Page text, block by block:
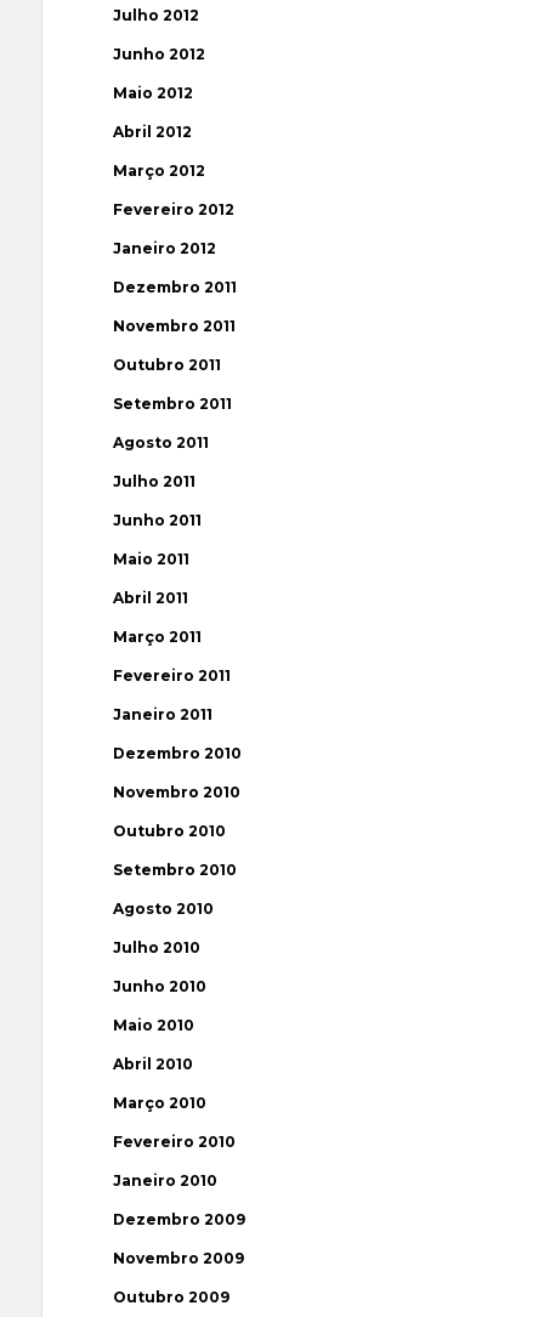
Julho 2012
Junho 2012
Maio 2012
Abril 2012
Março 2012
Fevereiro 2012
Janeiro 2012
Dezembro 2011
Novembro 2011
Outubro 2011
Setembro 2011
Agosto 2011
Julho 2011
Junho 2011
Maio 2011
Abril 2011
Março 2011
Fevereiro 2011
Janeiro 2011
Dezembro 2010
Novembro 2010
Outubro 2010
Setembro 2010
Agosto 2010
Julho 2010
Junho 2010
Maio 2010
Abril 2010
Março 2010
Fevereiro 2010
Janeiro 2010
Dezembro 2009
Novembro 2009
Outubro 2009